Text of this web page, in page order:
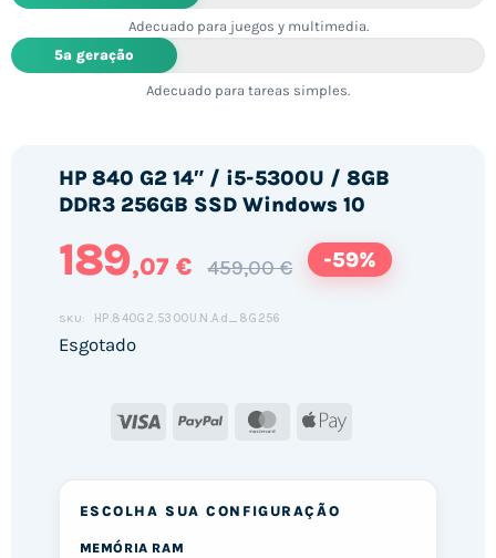
Adecuado para juegos y multimedia.
5ª geração
Adecuado para tareas simples.
HP 840 G2 14″ / i5-5300U / 8GB
DDR3 256GB SSD Windows 10
189,07 € 459,00 € -59%
SKU: HP.840G2.5300U.N.Ad_8G256
Esgotado
Visa PayPal MasterCard
Apple
ESCOLHA SUA CONFIGURAÇÃO
MEMÓRIA RAM